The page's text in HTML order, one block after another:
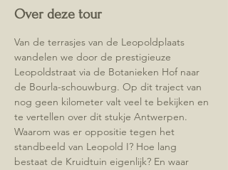
Over deze tour
Van de terrasjes van de Leopoldplaats
wandelen we door de prestigieuze
Leopoldstraat via de Botanieken Hof naar
de Bourla-schouwburg. Op dit traject van
nog geen kilometer valt veel te bekijken en
te vertellen over dit stukje Antwerpen.
Waarom was er oppositie tegen het
standbeeld van Leopold I? Hoe lang
bestaat de Kruidtuin eigenlijk? En waar